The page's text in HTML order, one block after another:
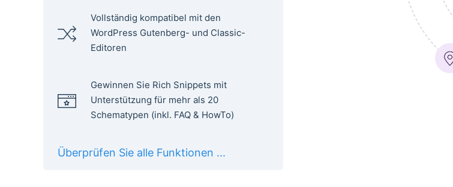
Vollständig kompatibel mit den
WordPress Gutenberg- und Classic-
Editoren
Gewinnen Sie Rich Snippets mit
Unterstützung für mehr als 20
Schematypen (inkl. FAQ & HowTo)
Überprüfen Sie alle Funktionen ...